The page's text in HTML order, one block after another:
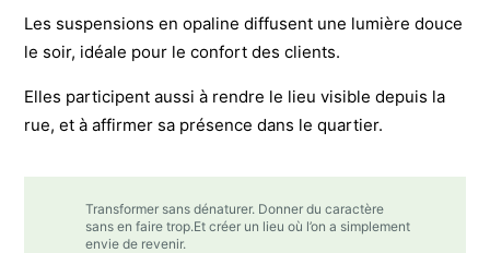
Les suspensions en opaline diffusent une lumière douce
le soir, idéale pour le confort des clients.
Elles participent aussi à rendre le lieu visible depuis la
rue, et à affirmer sa présence dans le quartier.
Transformer sans dénaturer. Donner du caractère
sans en faire trop.Et créer un lieu où l’on a simplement
envie de revenir.